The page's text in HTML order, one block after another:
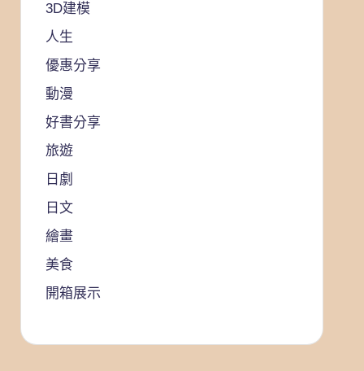
3D建模
人生
優惠分享
動漫
好書分享
旅遊
日劇
日文
繪畫
美食
開箱展示